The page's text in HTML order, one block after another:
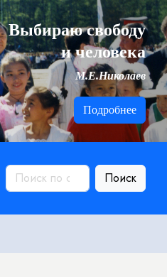
Выбираю свободу
и человека
М.Е.Николаев
Подробнее
Поиск